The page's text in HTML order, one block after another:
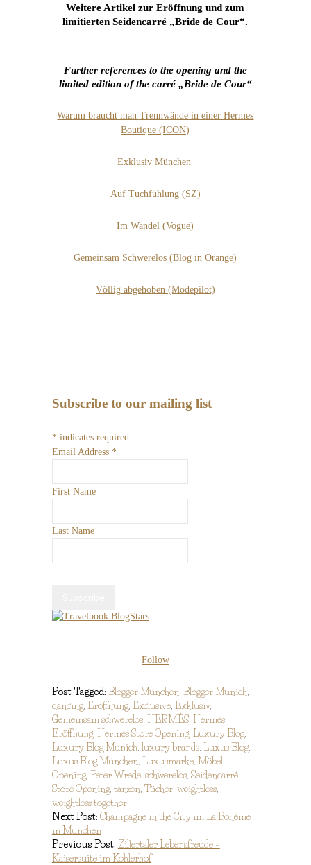
Weitere Artikel zur Eröffnung und zum
limitierten Seidencarré „Bride de Cour“.
Further references to the opening and the
limited edition of the carré „Bride de Cour“
Warum braucht man Trennwände in einer Hermes
Boutique (ICON)
Exklusiv München
Auf Tuchfühlung (SZ)
Im Wandel (Vogue)
Gemeinsam Schwerelos (Blog in Orange)
Völlig abgehoben (Modepilot)
Subscribe to our mailing list
*indicates required
Email Address *
First Name
Last Name
Follow
Post Tagged: Blogger München, Blogger Munich,
dancing, Eröffnung, Exclusive, Exklusiv,
Gemeinsam schwerelos, HERMÈS, Hermès
Eröffnung, Hermès Store Opening, Luxury Blog,
Luxury Blog Munich,luxury brands, Luxus Blog,
Luxus Blog München, Luxusmarke, Möbel,
Opening, Peter Wrede, schwerelos, Seidencarré,
Store Opening, tanzen, Tücher, weightless,
weightless together
Next Post: Champagne in the City im La Bohème
in München
Previous Post: Zillertaler Lebensfreude –
Kaisersuite im Kohlerhof